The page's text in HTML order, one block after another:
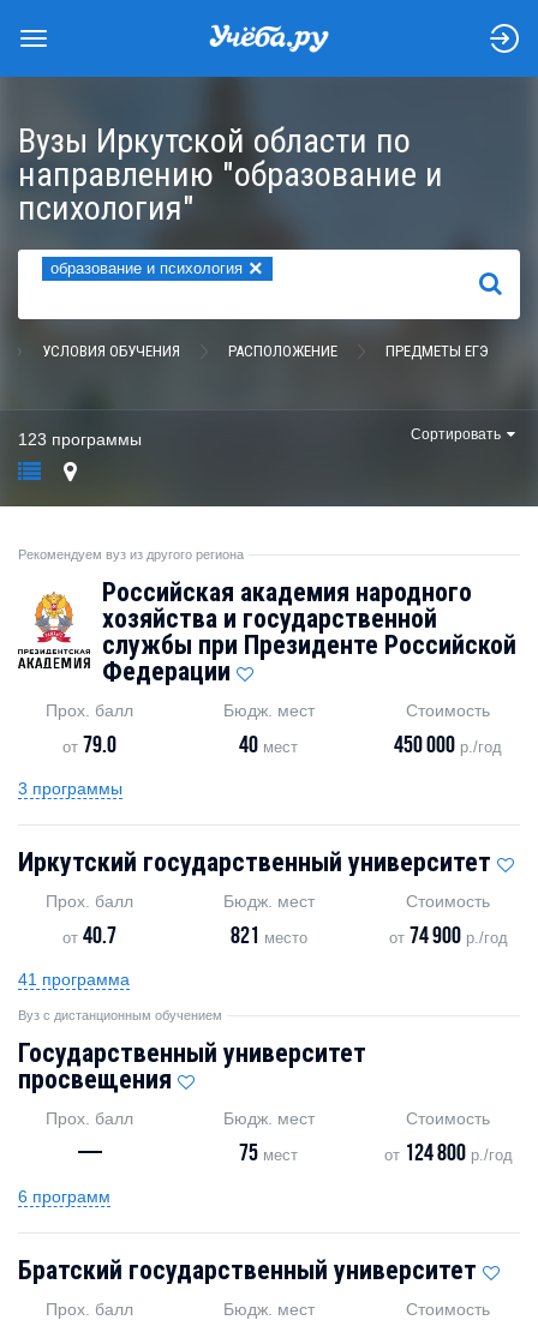
Вузы Иркутской области по
направлению "образование и
психология"
образование и психология ×
НАЙТИ
УСЛОВИЯ ОБУЧЕНИЯ РАСПОЛОЖЕНИЕ ПРЕДМЕТЫ ЕГЭ
123 программы Сортировать
Рекомендуем вуз из другого региона
Российская академия народного
хозяйства и государственной
службы при Президенте Российской
Федерации
Прох. балл
от 79.0
Бюдж. мест
40 мест
Стоимость
450 000 р./год
3 программы
Иркутский государственный университет
Прох. балл
от40.7
Бюдж. мест
821 место
Стоимость
от 74 900р./год
41 программа
Вуз с дистанционным обучением
Государственный университет
просвещения
Прох. балл
—
Бюдж. мест
75 мест
Стоимость
от 124 800р./год
6 программ
Братский государственный университет
Прох. балл Бюдж. мест Стоимость